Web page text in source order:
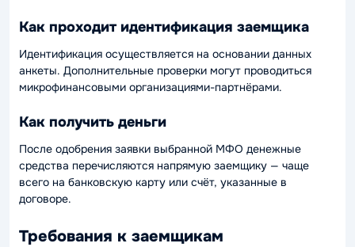
Как проходит идентификация заемщика
Идентификация осуществляется на основании данных
анкеты. Дополнительные проверки могут проводиться
микрофинансовыми организациями-партнёрами.
Как получить деньги
После одобрения заявки выбранной МФО денежные
средства перечисляются напрямую заемщику — чаще
всего на банковскую карту или счёт, указанные в
договоре.
Требования к заемщикам